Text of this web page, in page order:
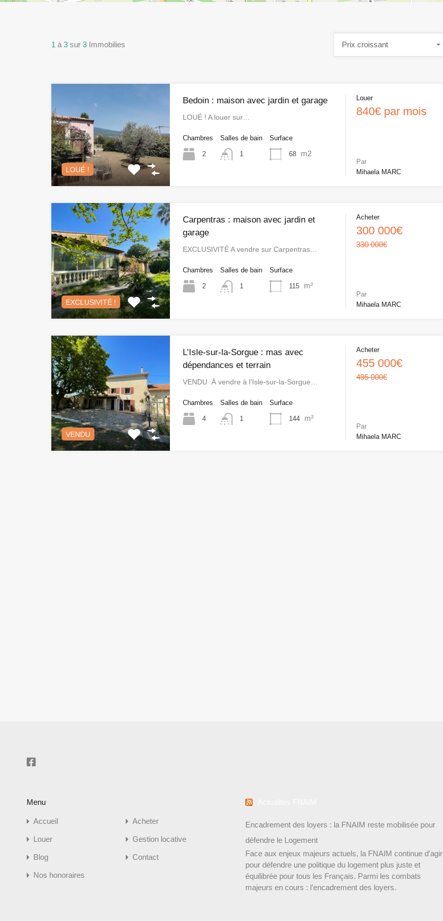
1 à 3 sur 3 Immobilies Prix croissant
LOUÉ !
Bedoin : maison avec jardin et garage
LOUÉ ! A louer sur…
Chambres
2
Salles de bain
1
Surface
68 m2
Louer
840€ par mois
Par
Mihaela MARC
EXCLUSIVITÉ !
Carpentras : maison avec jardin et
garage
EXCLUSIVITÉ A vendre sur Carpentras…
Chambres
2
Salles de bain
1
Surface
115 m²
Acheter
300 000€
330 000€
Par
Mihaela MARC
VENDU
L’Isle-sur-la-Sorgue : mas avec
dépendances et terrain
VENDU À vendre à l’Isle-sur-la-Sorgue…
Chambres
4
Salles de bain
1
Surface
144 m²
Acheter
455 000€
495 000€
Par
Mihaela MARC
Menu
Accueil Acheter
Louer Gestion locative
Blog Contact
Nos honoraires
Encadrement des loyers : la FNAIM reste mobilisée pour
défendre le Logement
Face aux enjeux majeurs actuels, la FNAIM continue d'agir
pour défendre une politique du logement plus juste et
équilibrée pour tous les Français. Parmi les combats
majeurs en cours : l’encadrement des loyers.